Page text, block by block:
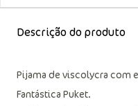
Descrição do produto
Pijama de viscolycra com
Fantástica Puket.